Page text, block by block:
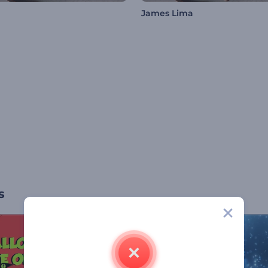
James Lima